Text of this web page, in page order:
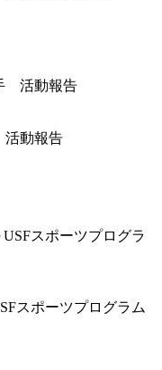
活動報告
スポーツプログラム